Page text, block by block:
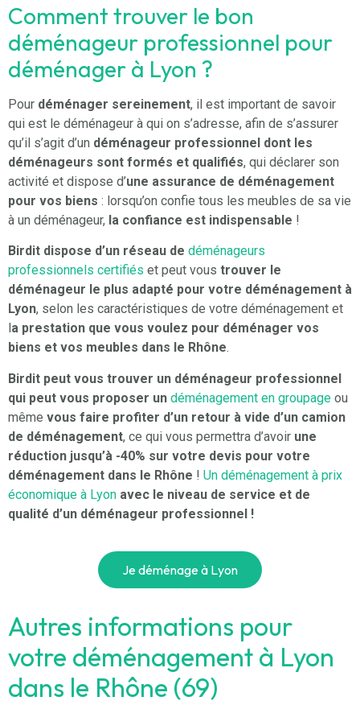
Comment trouver le bon
déménageur professionnel pour
déménager à Lyon ?
Pour déménager sereinement, il est important de savoir
qui est le déménageur à qui on s’adresse, afin de s’assurer
qu’il s’agit d’un déménageur professionnel dont les
déménageurs sont formés et qualifiés, qui déclarer son
activité et dispose d’une assurance de déménagement
pour vos biens : lorsqu’on confie tous les meubles de sa vie
à un déménageur, la confiance est indispensable !
Birdit dispose d’un réseau de déménageurs
professionnels certifiés et peut vous trouver le
déménageur le plus adapté pour votre déménagement à
Lyon, selon les caractéristiques de votre déménagement et
a prestation que vous voulez pour déménager vos
biens et vos meubles dans le Rhône.
Birdit peut vous trouver un déménageur professionnel
qui peut vous proposer un déménagement en groupage ou
même vous faire profiter d’un retour à vide d’un camion
de déménagement, ce qui vous permettra d’avoir une
réduction jusqu’à -40% sur votre devis pour votre
déménagement dans le Rhône ! Un déménagement à prix
économique à Lyon avec le niveau de service et de
qualité d’un déménageur professionnel !
Je déménage à Lyon
Autres informations pour
votre déménagement à Lyon
dans le Rhône (69)